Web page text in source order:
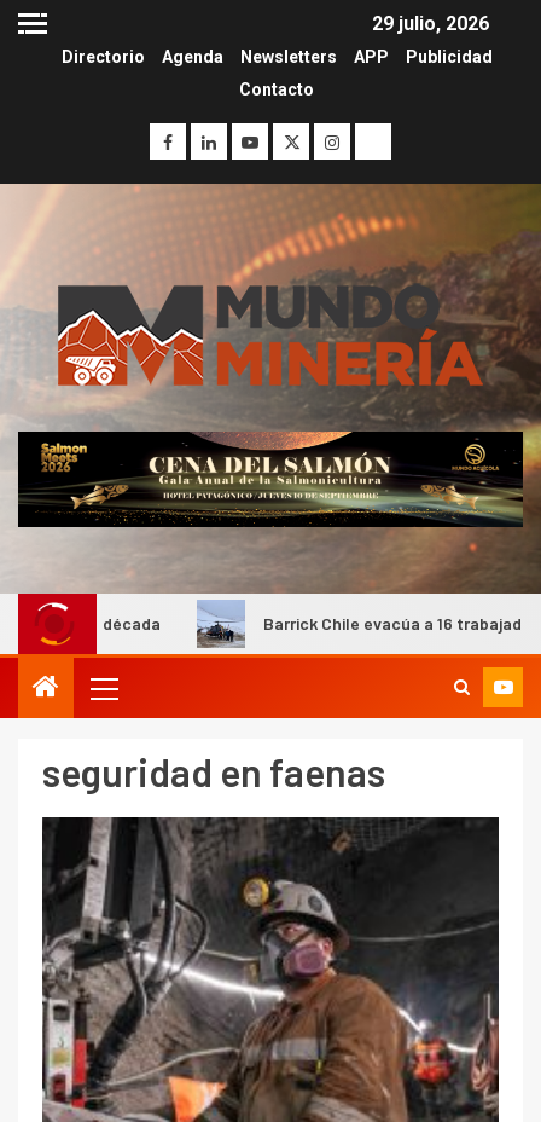
29 julio, 2026
Directorio Agenda Newsletters APP
Publicidad
Contacto
década Barrick Chile evacúa a 16 trabajadores del
seguridad en faenas